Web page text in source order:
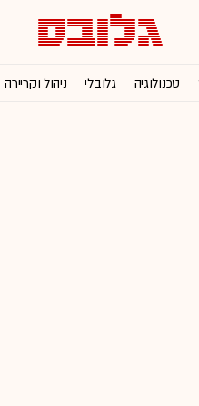
טכנולוגיה גלובלי ניהול וקריירה